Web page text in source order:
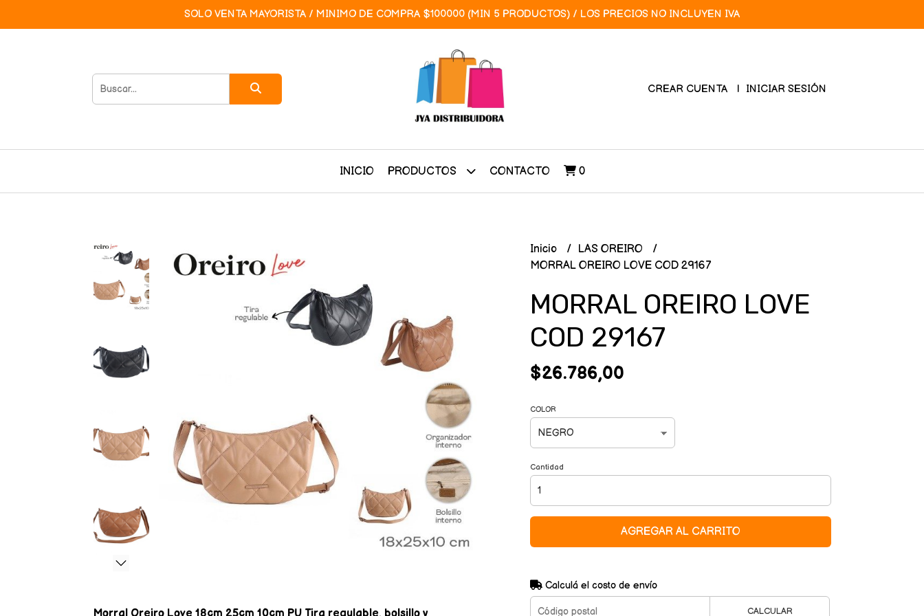
SOLO VENTA MAYORISTA / MINIMO DE COMPRA $100000 (MIN 5 PRODUCTOS) / LOS PRECIOS NO INCLUYEN IVA
CREAR CUENTA INICIAR SESIÓN
INICIO PRODUCTOS CONTACTO 0
Inicio
LAS OREIRO
MORRAL OREIRO LOVE COD 29167
MORRAL OREIRO LOVE
COD 29167
$26.786,00
COLOR
Cantidad
AGREGAR AL CARRITO
Calculá el costo de envío
CALCULAR